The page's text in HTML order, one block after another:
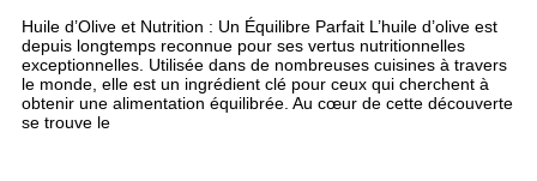
Huile d’Olive et Nutrition : Un Équilibre Parfait L’huile d’olive est
depuis longtemps reconnue pour ses vertus nutritionnelles
exceptionnelles. Utilisée dans de nombreuses cuisines à travers
le monde, elle est un ingrédient clé pour ceux qui cherchent à
obtenir une alimentation équilibrée. Au cœur de cette découverte
se trouve le